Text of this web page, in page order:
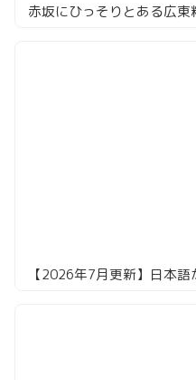
赤坂にひっそりとある広東